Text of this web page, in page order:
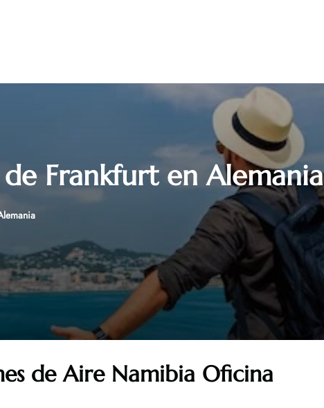
Frankfurt en Alemania
deAire Namibia Oficina